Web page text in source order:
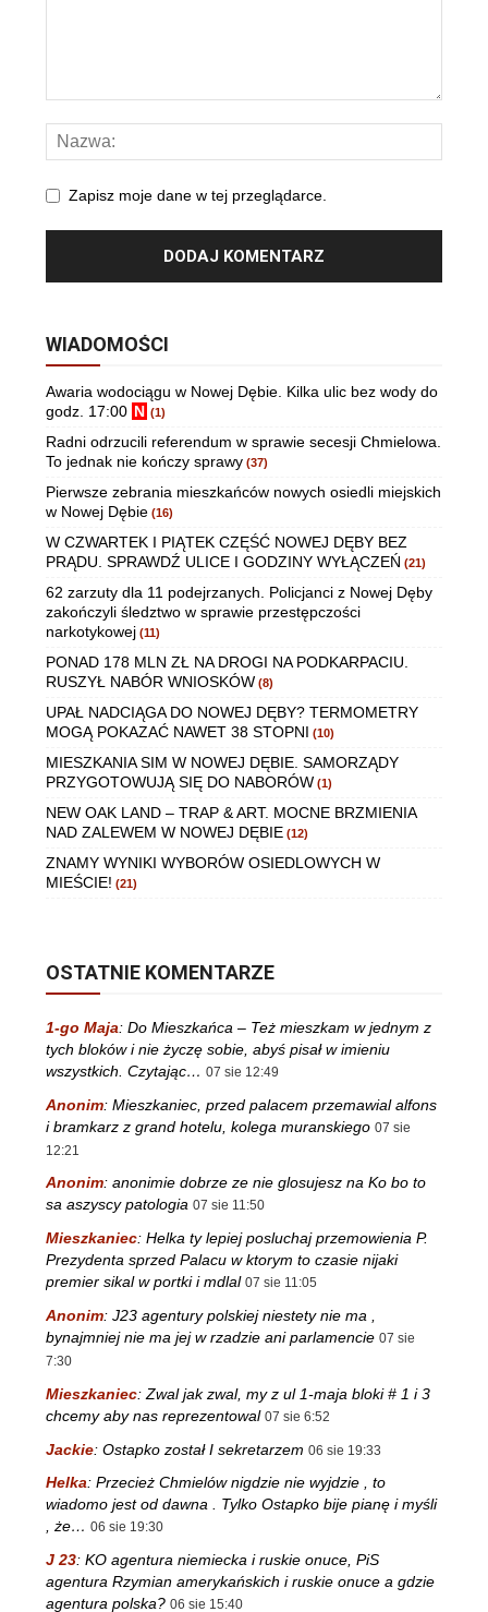
Zapisz moje dane w tej przeglądarce.
WIADOMOŚCI
Awaria wodociągu w Nowej Dębie. Kilka ulic bez wody do
godz. 17:00 N (1)
Radni odrzucili referendum w sprawie secesji Chmielowa.
To jednak nie kończy sprawy (37)
Pierwsze zebrania mieszkańców nowych osiedli miejskich
w Nowej Dębie (16)
W CZWARTEK I PIĄTEK CZĘŚĆ NOWEJ DĘBY BEZ
PRĄDU. SPRAWDŹ ULICE I GODZINY WYŁĄCZEŃ (21)
62 zarzuty dla 11 podejrzanych. Policjanci z Nowej Dęby
zakończyli śledztwo w sprawie przestępczości
narkotykowej (11)
PONAD 178 MLN ZŁ NA DROGI NA PODKARPACIU.
RUSZYŁ NABÓR WNIOSKÓW (8)
UPAŁ NADCIĄGA DO NOWEJ DĘBY? TERMOMETRY
MOGĄ POKAZAĆ NAWET 38 STOPNI (10)
MIESZKANIA SIM W NOWEJ DĘBIE. SAMORZĄDY
PRZYGOTOWUJĄ SIĘ DO NABORÓW (1)
NEW OAK LAND – TRAP & ART. MOCNE BRZMIENIA
NAD ZALEWEM W NOWEJ DĘBIE (12)
ZNAMY WYNIKI WYBORÓW OSIEDLOWYCH W
MIEŚCIE! (21)
OSTATNIE KOMENTARZE
1-go Maja: Do Mieszkańca – Też mieszkam w jednym z
tych bloków i nie życzę sobie, abyś pisał w imieniu
wszystkich. Czytając… 07 sie 12:49
Anonim: Mieszkaniec, przed palacem przemawial alfons
i bramkarz z grand hotelu, kolega muranskiego 07 sie
12:21
Anonim: anonimie dobrze ze nie glosujesz na Ko bo to
sa aszyscy patologia 07 sie 11:50
Mieszkaniec: Helka ty lepiej posluchaj przemowienia P.
Prezydenta sprzed Palacu w ktorym to czasie nijaki
premier sikal w portki i mdlal 07 sie 11:05
Anonim: J23 agentury polskiej niestety nie ma ,
bynajmniej nie ma jej w rzadzie ani parlamencie 07 sie
7:30
Mieszkaniec: Zwal jak zwal, my z ul 1-maja bloki # 1 i 3
chcemy aby nas reprezentowal 07 sie 6:52
Jackie: Ostapko został I sekretarzem 06 sie 19:33
Helka: Przecież Chmielów nigdzie nie wyjdzie , to
wiadomo jest od dawna . Tylko Ostapko bije pianę i myśli
, że… 06 sie 19:30
J 23: KO agentura niemiecka i ruskie onuce, PiS
agentura Rzymian amerykańskich i ruskie onuce a gdzie
agentura polska? 06 sie 15:40